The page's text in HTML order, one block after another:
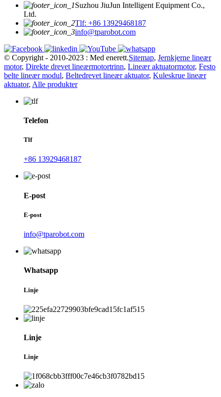
Suzhou JiuJun Intelligent Equipment Co.,
Ltd.
Tlf: +86 13929468187
info@tparobot.com
© Copyright - 2010-2023 : Med enerett.Sitemap, Jernkjerne lineær
motor, Direkte drevet lineærmotortrinn, Lineær aktuatormotor, Festo
belte lineær modul, Beltedrevet lineær aktuator, Kuleskrue lineær
aktuator, Alle produkter
Telefon
Tlf
+86 13929468187
E-post
E-post
info@tparobot.com
Whatsapp
Linje
Linje
Linje